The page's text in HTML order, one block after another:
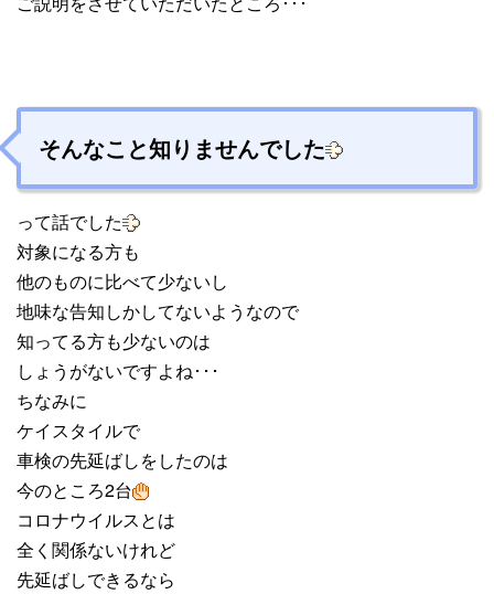
そんなこと知りませんでした
って話でした
対象になる方も
他のものに比べて少ないし
地味な告知しかしてないようなので
知ってる方も少ないのは
しょうがないですよね･･･
ちなみに
ケイスタイルで
車検の先延ばしをしたのは
今のところ2台
コロナウイルスとは
全く関係ないけれど
先延ばしできるなら